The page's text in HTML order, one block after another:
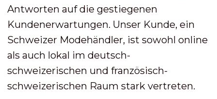
Antworten auf die gestiegenen
Kundenerwartungen. Unser Kunde, ein
Schweizer Modehändler, ist sowohl online
als auch lokal im deutsch-
schweizerischen und französisch-
schweizerischen Raum stark vertreten.